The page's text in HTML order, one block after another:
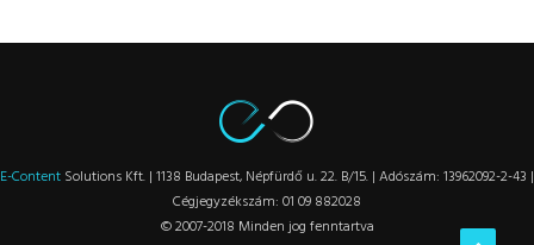
E-Content Solutions Kft. | 1138 Budapest, Népfürdő u. 22. B/15. | Adószám: 13962092-2-43 |
Cégjegyzékszám: 01 09 882028
© 2007-2018 Minden jog fenntartva